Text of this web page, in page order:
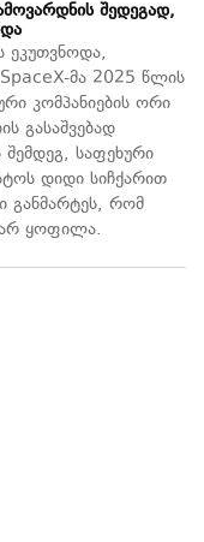
შედეგად,
ეკუთვნოდა,
მა 2025 წლის
კომპანიების ორი
გასაშვებად
შემდეგ, საფეხური
დიდი სიჩქარით
განმარტეს, რომ
არ ყოფილა.